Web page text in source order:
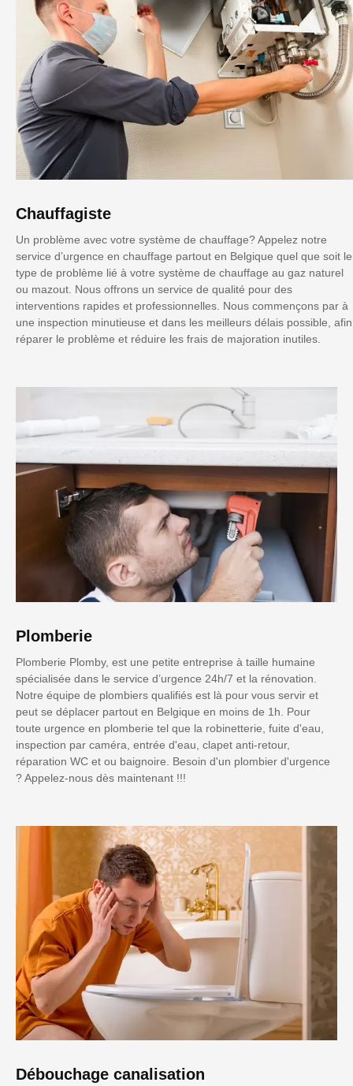
Chauffagiste
Un problème avec votre système de chauffage? Appelez notre
service d’urgence en chauffage partout en Belgique quel que soit le
type de problème lié à votre système de chauffage au gaz naturel
ou mazout. Nous offrons un service de qualité pour des
interventions rapides et professionnelles. Nous commençons par à
une inspection minutieuse et dans les meilleurs délais possible, afin
réparer le problème et réduire les frais de majoration inutiles.
Plomberie
Plomberie Plomby, est une petite entreprise à taille humaine
spécialisée dans le service d’urgence 24h/7 et la rénovation.
Notre équipe de plombiers qualifiés est là pour vous servir et
peut se déplacer partout en Belgique en moins de 1h. Pour
toute urgence en plomberie tel que la robinetterie, fuite d'eau,
inspection par caméra, entrée d'eau, clapet anti-retour,
réparation WC et ou baignoire. Besoin d'un plombier d'urgence
? Appelez-nous dès maintenant !!!
Débouchage canalisation